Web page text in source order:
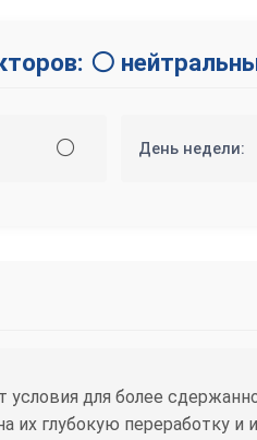
⚪
⚪ День недели:
для более
их глубокую переработку и